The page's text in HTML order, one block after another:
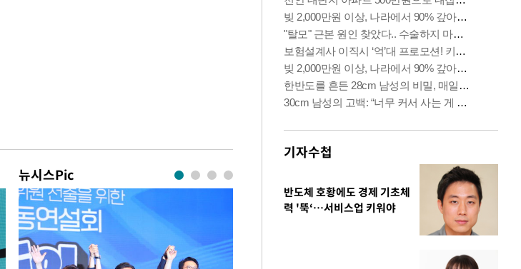
뉴시스Pic
기자수첩
반도체 호황에도 경제 기초체
력 '뚝‘…서비스업 키워야